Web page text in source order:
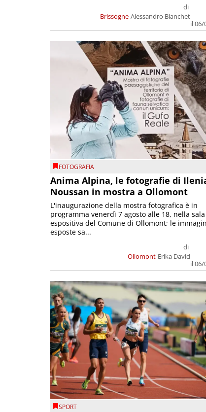
Brissogne
di
Alessandro Bianchet
il 06/
FOTOGRAFIA
Anima Alpina, le fotografie di
Noussan in mostra a Ollomont
Ollomont
di
Erika David
il 06/
L'inaugurazione della mostra fotografica è in
programma venerdì 7 agosto alle 18, nella sala
espositiva del Comune di Ollomont; le
esposte sa...
SPORT